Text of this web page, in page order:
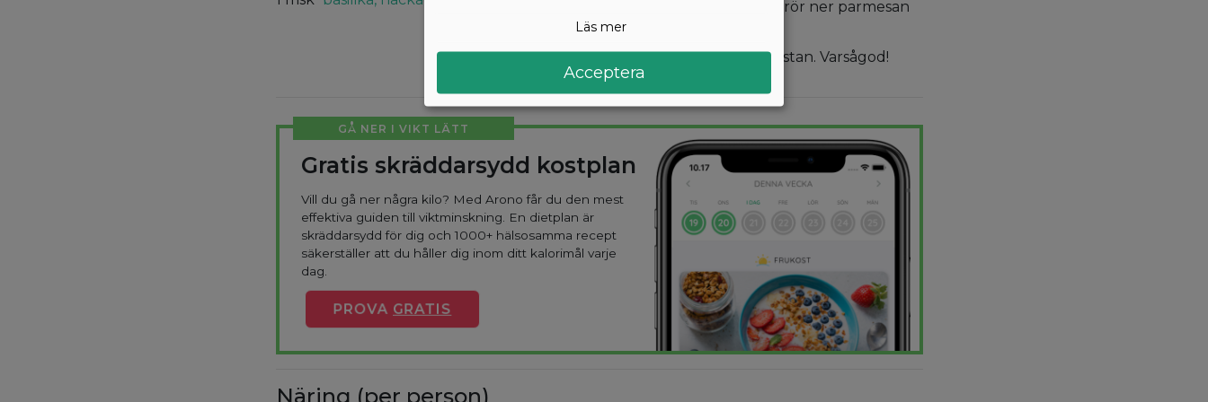
Stäng av värmen och rör ner parmesan
Servera såsen över pastan. Varsågod!
GÅ NER I VIKT LÄTT
Gratis skräddarsydd kostplan
Vill du gå ner några kilo? Med Arono får du den mest
effektiva guiden till viktminskning. En dietplan är
skräddarsydd för dig och 1000+ hälsosamma recept
säkerställer att du håller dig inom ditt kalorimål varje
dag.
PROVA GRATIS
Näring (per person)
Läs mer
Acceptera